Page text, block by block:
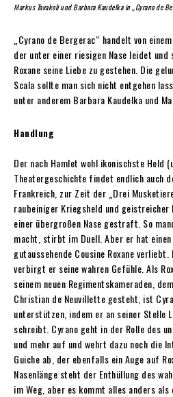
Markus Tavakoli und Barbara Kaudelka in „Cyrano de
„Cyrano de Bergerac“ handelt von
der unter einer riesigen Nase leidet
Roxane seine Liebe zu gestehen. Die
Scala sollte man sich nicht entgehen
unter anderem Barbara Kaudelka und
Handlung
Der nach Hamlet wohl ikonischste Held
Theatergeschichte findet endlich auch
Frankreich, zur Zeit der „Drei
raubeiniger Kriegsheld und
einer übergroßen Nase gestraft. So
macht, stirbt im Duell. Aber er hat
gutaussehende Cousine Roxane
verbirgt er seine wahren Gefühle. Als
seinem neuen Regimentskameraden,
Christian de Neuvillette gesteht, ist
unterstützen, indem er an seiner Stelle
schreibt. Cyrano geht in der Rolle des
und mehr auf und wehrt dazu noch die
Guiche ab, der ebenfalls ein Auge auf
Nasenlänge steht der Enthüllung des
im Weg, aber es kommt alles anders als